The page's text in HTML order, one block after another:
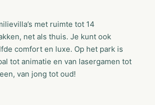
met ruimte tot 14
net als thuis. Je kunt ook
comfort en luxe. Op het park is
tot animatie en van lasergamen tot
van jong tot oud!